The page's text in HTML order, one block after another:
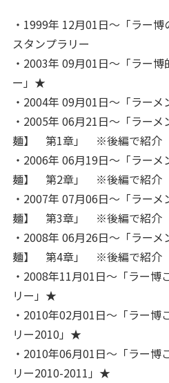
・1999年 12月01日～「ラー博
スタンプラリー
・2003年 09月01日～「ラー
ー」★
・2004年 09月01日～「ラー
・2005年 06月21日～「ラー
麺】 第1章」 ※後編で紹介
・2006年 06月19日～「ラー
麺】 第2章」 ※後編で紹介
・2007年 07月06日～「ラー
麺】 第3章」 ※後編で紹介
・2008年 06月26日～「ラー
麺】 第4章」 ※後編で紹介
・2008年11月01日～「ラー博
リー」★
・2010年02月01日～「ラー博
リー2010」★
・2010年06月01日～「ラー博
リー2010-2011」★